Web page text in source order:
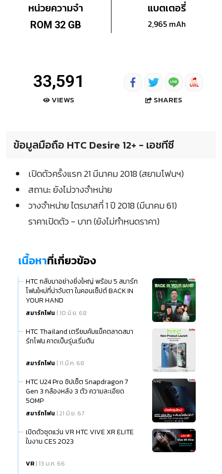
หน่วยความจำ
ROM 32 GB
แบตเตอรี่
2,965 mAh
33,591
VIEWS SHARES
ข้อมูลมือถือ HTC Desire 12+ - เอชทีซี
เปิดตัวครั้งแรก 21 มีนาคม 2018 (สยามโฟนฯ)
สถานะ ยังไม่วางจำหน่าย
วางจำหน่าย ไตรมาสที่ 1 ปี 2018 (มีนาคม 61)
ราคาเปิดตัว - บาท (ยังไม่กำหนดราคา)
เนื้อหาที่เกี่ยวข้อง
HTC กลับมาอย่างยิ่งใหญ่ พร้อม 5 สมาร์ท
โฟนใหม่ที่น่าจับตา ในคอนเซ็ปต์ BACK IN
YOUR HAND
สมาร์ทโฟน | 10 มิ.ย. 68
HTC Thailand เตรียมคัมแบ็คตลาดสมา
ร์ทโฟน คาดเป็นรุ่นเริ่มต้น
สมาร์ทโฟน | 11 มี.ค. 68
HTC U24 Pro ชิปเซ็ต Snapdragon 7
Gen 3 กล้องหลัง 3 ตัว ความละเอียด
50MP
สมาร์ทโฟน | 21 มิ.ย. 67
เปิดตัวชุดแว่น VR HTC VIVE XR ELITE
ในงาน CES 2023
VR | 13 ม.ค. 66